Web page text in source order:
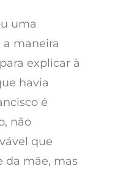
uma
a maneira
explicar à
havia
é
não
que
da mãe, mas